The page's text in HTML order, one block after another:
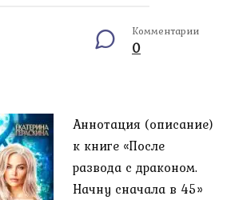
Комментарии
0
Аннотация (описание)
к книге «После
развода с драконом.
Начну сначала в 45»